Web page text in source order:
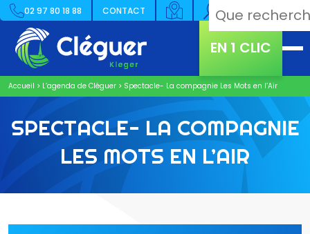
02 97 80 18 88 CONTACT
EN 1 CLIC
Accueil > L’agenda de Cléguer > Spectacle- La compagnie Les Mots en l’Air
SPECTACLE- LA COMPAGNIE
LES MOTS EN L’AIR